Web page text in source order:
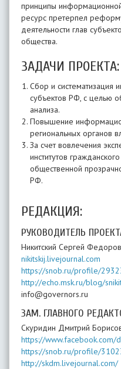
принципы
ресурс претерпел
деятельности глав
общества.
ЗАДАЧИ ПРОЕКТА:
Сбор и систематизация
субъектов РФ, с целью
анализа.
Повышение
региональных органов
За счет вовлечения
институтов
общественной
РФ.
РЕДАКЦИЯ:
РУКОВОДИТЕЛЬ
Никитский Сергей
nikitskij.livejournal.com
https://snob.ru/profile/
http://echo.msk.ru/blog/
info@governors.ru
ЗАМ. ГЛАВНОГО
Скуридин Дмитрий
https://www.facebook.com/
https://snob.ru/profile/
http://skdm.livejournal.com/